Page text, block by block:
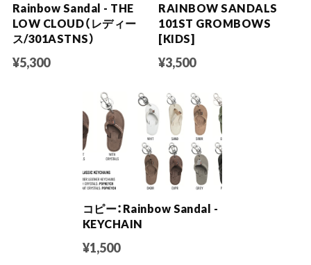
Rainbow Sandal - THE
LOW CLOUD（レディー
ス/301ASTNS）
¥5,300
RAINBOW SANDALS
101ST GROMBOWS
[KIDS]
¥3,500
コピー：Rainbow Sandal -
KEYCHAIN
¥1,500